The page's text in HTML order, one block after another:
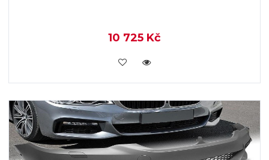
10 725 Kč
KOUPIT